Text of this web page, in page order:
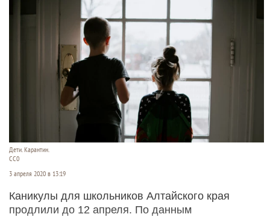
Дети. Карантин.
CC0
3 апреля 2020 в 13:19
Каникулы для школьников Алтайского края
продлили до 12 апреля. По данным